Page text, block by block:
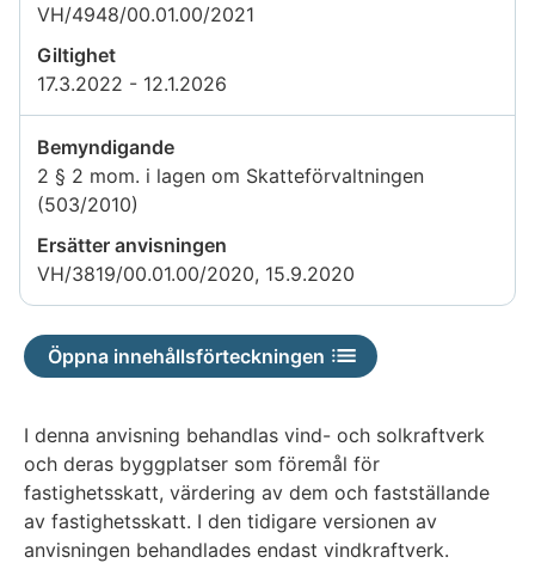
VH/4948/00.01.00/2021
Giltighet
17.3.2022 - 12.1.2026
Bemyndigande
2 § 2 mom. i lagen om Skatteförvaltningen
(503/2010)
Ersätter anvisningen
VH/3819/00.01.00/2020, 15.9.2020
Öppna innehållsförteckningen
I denna anvisning behandlas vind- och solkraftverk
och deras byggplatser som föremål för
fastighetsskatt, värdering av dem och fastställande
av fastighetsskatt. I den tidigare versionen av
anvisningen behandlades endast vindkraftverk.